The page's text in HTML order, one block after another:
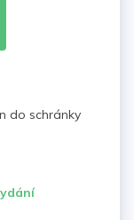
do schránky